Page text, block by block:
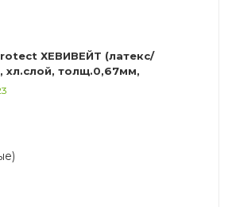
ХЕВИВЕЙТ (латекс/
хл.слой, толщ.0,67мм,